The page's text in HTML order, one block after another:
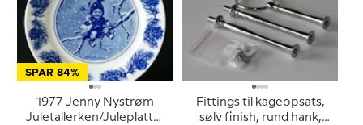
SPAR 84%
1977 Jenny Nystrøm
Juletallerken/Juleplatte,
Fittings til kageopsats,
sølv finish, rund hank,